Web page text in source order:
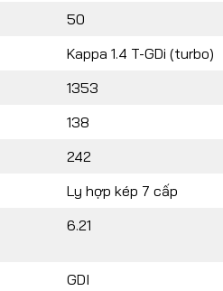
50
Kappa 1.4 T-GDi (turbo)
1353
138
242
Ly hợp kép 7 cấp
6.21
GDI